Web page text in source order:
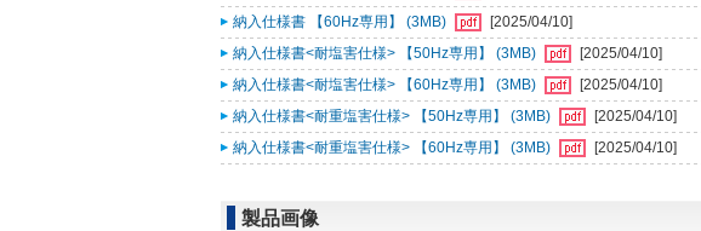
納入仕様書 【60Hz専用】 (3MB)
[2025/04/10]
納入仕様書<耐塩害仕様> 【50Hz専用】 (3MB)
[2025/04/10]
納入仕様書<耐塩害仕様> 【60Hz専用】 (3MB)
[2025/04/10]
納入仕様書<耐重塩害仕様> 【50Hz専用】 (3MB)
[2025/04/10]
納入仕様書<耐重塩害仕様> 【60Hz専用】 (3MB)
[2025/04/10]
製品画像